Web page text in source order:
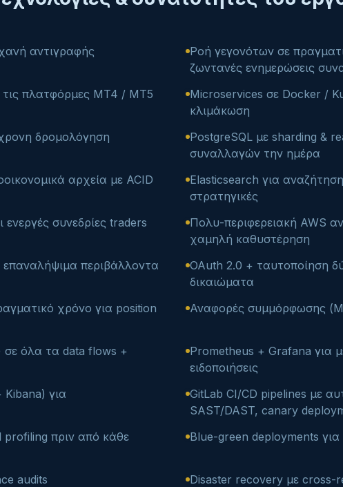
αντιγραφής
Ροή γεγονότων σε
ζωντανές ενημερώσεις
πλατφόρμες MT4 / MT5
Microservices σε Docker /
κλιμάκωση
δρομολόγηση
PostgreSQL με sharding &
συναλλαγών την ημέρα
αρχεία με ACID
Elasticsearch για
στρατηγικές
συνεδρίες traders
Πολυ-περιφερειακή AWS
χαμηλή καθυστέρηση
περιβάλλοντα
OAuth 2.0 + ταυτοποίηση
δικαιώματα
χρόνο για position
Αναφορές συμμόρφωσης
σε όλα τα data flows +
Prometheus + Grafana για
ειδοποιήσεις
για
GitLab CI/CD pipelines με
SAST/DAST, canary
profiling πριν από κάθε
Blue-green deployments
audits Disaster recovery με cross-